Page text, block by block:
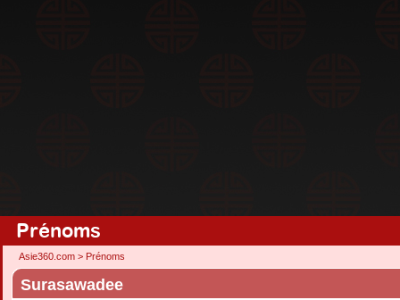
Prénoms
Asie360.com > Prénoms
Surasawadee